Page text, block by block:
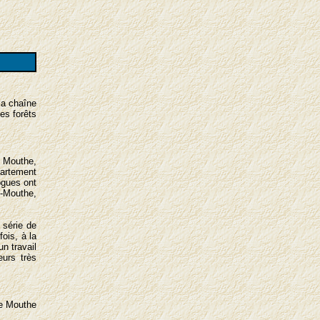
chaîne
forêts
ont
de
à la
travail
très
Mouthe